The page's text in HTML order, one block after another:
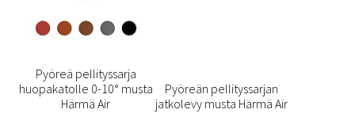
Pyöreä pellityssarja
huopakatolle 0-10° musta
Härmä Air
Pyöreän pellityssarjan
jatkolevy musta Härmä Air